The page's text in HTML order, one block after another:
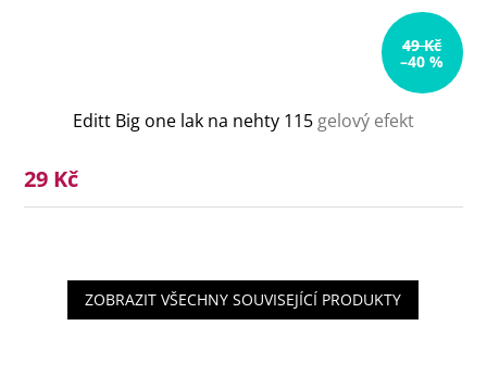
49 Kč
–40 %
Editt Big one lak na nehty 115 gelový efekt
29 Kč
ZOBRAZIT VŠECHNY SOUVISEJÍCÍ PRODUKTY